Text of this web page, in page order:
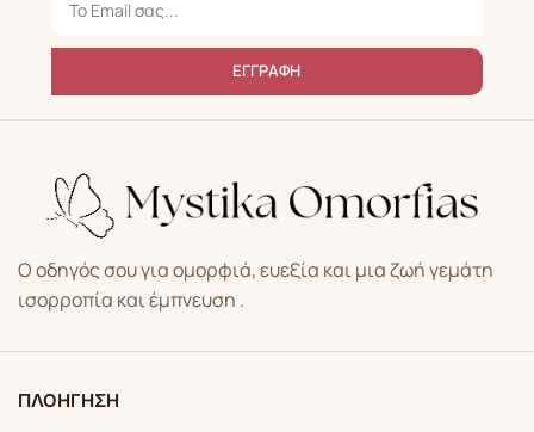
ΕΓΓΡΑΦΗ
Ο οδηγός σου για ομορφιά, ευεξία και μια ζωή γεμάτη
ισορροπία και έμπνευση .
ΠΛΟΗΓΗΣΗ